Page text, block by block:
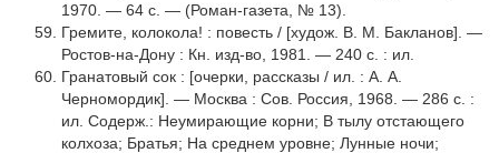
1970. — 64 с. — (Роман-газета, № 13).
Гремите, колокола! : повесть / [худож. В. М. Бакланов]. —
Ростов-на-Дону : Кн. изд-во, 1981. — 240 с. : ил.
Гранатовый сок : [очерки, рассказы / ил. : А. А.
Черномордик]. — Москва : Сов. Россия, 1968. — 286 с. :
ил. Содерж.: Неумирающие корни; В тылу отстающего
колхоза; Братья; На среднем уровне; Лунные ночи;